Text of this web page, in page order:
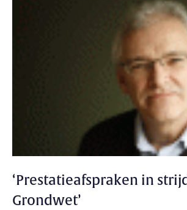
‘Prestatieafspraken in
Grondwet’